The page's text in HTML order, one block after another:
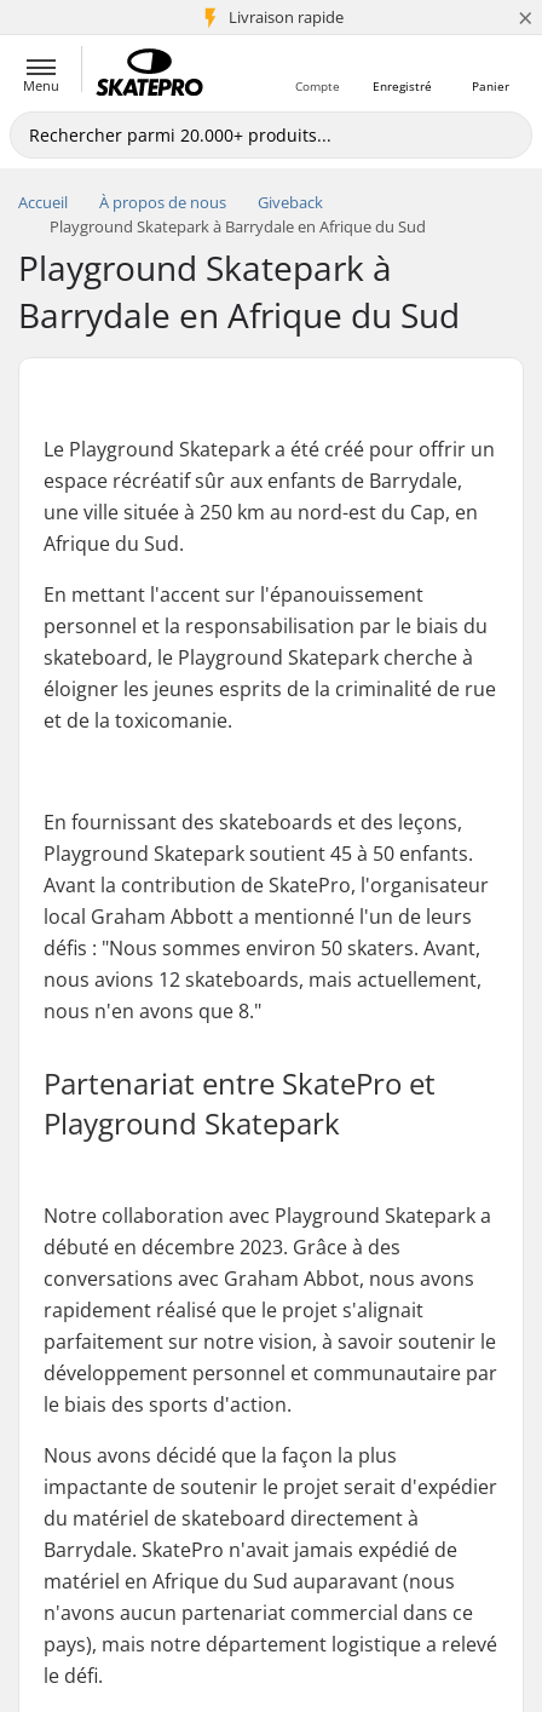
Livraison rapide
+5 mio de clients ×
Menu Panier
Enregistré
Compte
Accueil À propos de nous
Giveback
Playground Skatepark à Barrydale en Afrique du Sud
Playground Skatepark à
Barrydale en Afrique du Sud
Le Playground Skatepark a été créé pour offrir un
espace récréatif sûr aux enfants de Barrydale,
une ville située à 250 km au nord-est du Cap, en
Afrique du Sud.
En mettant l'accent sur l'épanouissement
personnel et la responsabilisation par le biais du
skateboard, le Playground Skatepark cherche à
éloigner les jeunes esprits de la criminalité de rue
et de la toxicomanie.
En fournissant des skateboards et des leçons,
Playground Skatepark soutient 45 à 50 enfants.
Avant la contribution de SkatePro, l'organisateur
local Graham Abbott a mentionné l'un de leurs
défis : "Nous sommes environ 50 skaters. Avant,
nous avions 12 skateboards, mais actuellement,
nous n'en avons que 8."
Partenariat entre SkatePro et
Playground Skatepark
Notre collaboration avec Playground Skatepark a
débuté en décembre 2023. Grâce à des
conversations avec Graham Abbot, nous avons
rapidement réalisé que le projet s'alignait
parfaitement sur notre vision, à savoir soutenir le
développement personnel et communautaire par
le biais des sports d'action.
Nous avons décidé que la façon la plus
impactante de soutenir le projet serait d'expédier
du matériel de skateboard directement à
Barrydale. SkatePro n'avait jamais expédié de
matériel en Afrique du Sud auparavant (nous
n'avons aucun partenariat commercial dans ce
pays), mais notre département logistique a relevé
le défi.